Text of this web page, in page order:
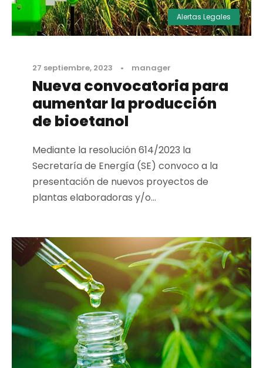
Alertas Legales
27 septiembre, 2023 • manager
Nueva convocatoria para
aumentar la producción
de bioetanol
Mediante la resolución 614/2023 la
Secretaría de Energía (SE) convoco a la
presentación de nuevos proyectos de
plantas elaboradoras y/o...